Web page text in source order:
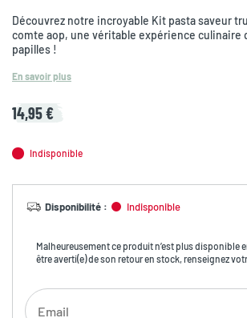
Découvrez notre incroyable Kit pasta saveur
comte aop, une véritable expérience culinaire
papilles !
En savoir plus
14,95 €
Indisponible
Disponibilité : Indisponible
Malheureusement ce produit n’est plus disponible
être averti(e) de son retour en stock, renseignez